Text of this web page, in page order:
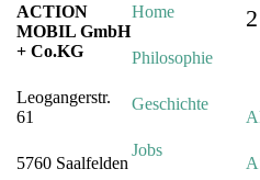
ACTION
MOBIL GmbH
+ Co.KG
Leogangerstr.
61
5760 Saalfelden
Home
Philosophie
Geschichte
Jobs